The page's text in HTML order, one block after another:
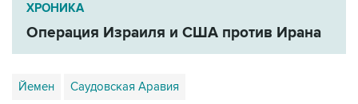
ХРОНИКА
Операция Израиля и США против Ирана
Йемен Саудовская Аравия